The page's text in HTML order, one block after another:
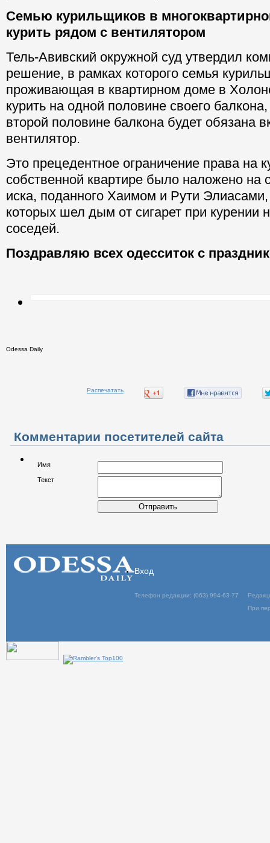
Семью курильщиков в
курить рядом с вентилятором
Тель-Авивский окружной суд утвердил
решение, в рамках которого семья
проживающая в квартирном доме в
курить на одной половине своего
второй половине балкона будет обязана
вентилятор.
Это прецедентное ограничение права на
собственной квартире было наложено на
иска, поданного Хаимом и Рути Элиасами,
которых шел дым от сигарет при курении
соседей.
Поздравляю всех одесситок с
Odessa Daily
Распечатать
Комментарии посетителей сайта
Имя
Текст
Отправить
Вход
Телефон редакции: (063) 994-63-77
При